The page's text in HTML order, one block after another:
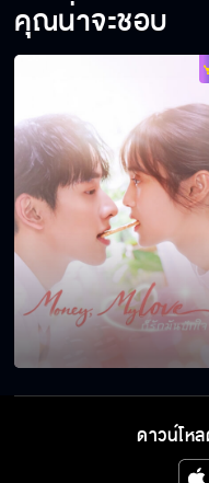
มา
คุณน่าจะชอบ
ดาวน์โห